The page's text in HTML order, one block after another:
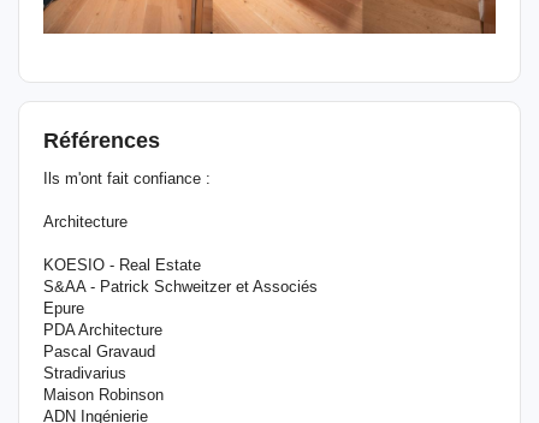
Références
Ils m'ont fait confiance :
​Architecture
KOESIO - Real Estate
S&AA - Patrick Schweitzer et Associés
Epure
PDA Architecture
Pascal Gravaud
Stradivarius
Maison Robinson
ADN Ingénierie